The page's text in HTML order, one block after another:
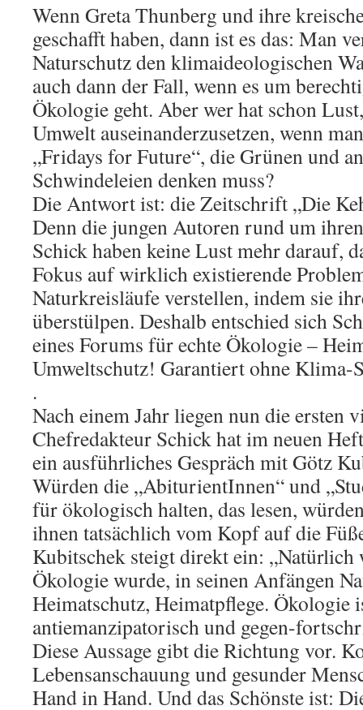
Wenn Greta Thunberg und ihre
geschafft haben, dann ist es das: Man
Naturschutz den klimaideologischen
auch dann der Fall, wenn es um
Ökologie geht. Aber wer hat schon
Umwelt auseinanderzusetzen, wenn
„Fridays for Future“, die Grünen und
Schwindeleien denken muss?
Die Antwort ist: die Zeitschrift „Die
Denn die jungen Autoren rund um
Schick haben keine Lust mehr darauf,
Fokus auf wirklich existierende
Naturkreisläufe verstellen, indem sie
überstülpen. Deshalb entschied sich
eines Forums für echte Ökologie –
Umweltschutz! Garantiert ohne Klima-
.
Nach einem Jahr liegen nun die ersten
Chefredakteur Schick hat im neuen
ein ausführliches Gespräch mit Götz
Würden die „AbiturientInnen“ und
für ökologisch halten, das lesen,
ihnen tatsächlich vom Kopf auf die
Kubitschek steigt direkt ein: „Natürlich
Ökologie wurde, in seinen Anfängen
Heimatschutz, Heimatpflege. Ökologie
antiemanzipatorisch und gegen-
Diese Aussage gibt die Richtung vor.
Lebensanschauung und gesunder
Hand in Hand. Und das Schönste ist: